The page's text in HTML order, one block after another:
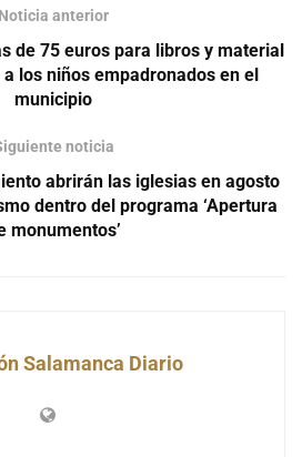
Noticia anterior
de 75 euros para libros y material
los niños empadronados en el
municipio
noticia
abrirán las iglesias en agosto
dentro del programa ‘Apertura
monumentos’
Salamanca Diario